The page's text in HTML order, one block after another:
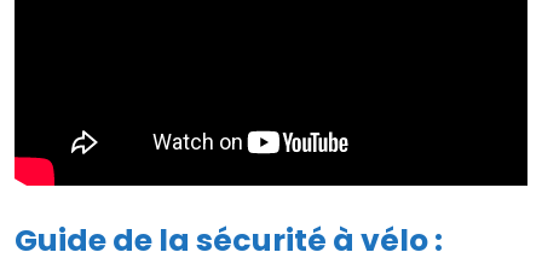
Guide de la sécurité à vélo :